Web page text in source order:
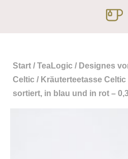
Start / TeaLogic / Designes
Celtic / Kräuterteetasse Celtic
sortiert, in blau und in rot –